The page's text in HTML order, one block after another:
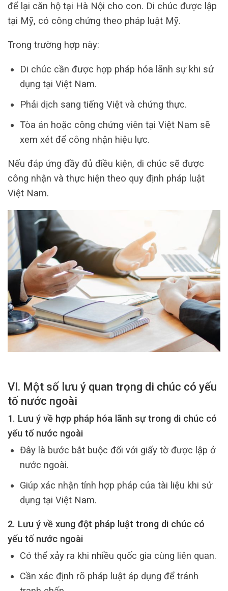
để lại căn hộ tại Hà Nội cho con. Di chúc được lập
tại Mỹ, có công chứng theo pháp luật Mỹ.
Trong trường hợp này:
Di chúc cần được hợp pháp hóa lãnh sự khi sử
dụng tại Việt Nam.
Phải dịch sang tiếng Việt và chứng thực.
Tòa án hoặc công chứng viên tại Việt Nam sẽ
xem xét để công nhận hiệu lực.
Nếu đáp ứng đầy đủ điều kiện, di chúc sẽ được
công nhận và thực hiện theo quy định pháp luật
Việt Nam.
VI. Một số lưu ý quan trọng di chúc có yếu
tố nước ngoài
1. Lưu ý về hợp pháp hóa lãnh sự trong di chúc có
yếu tố nước ngoài
Đây là bước bắt buộc đối với giấy tờ được lập ở
nước ngoài.
Giúp xác nhận tính hợp pháp của tài liệu khi sử
dụng tại Việt Nam.
2. Lưu ý về xung đột pháp luật trong di chúc có
yếu tố nước ngoài
Có thể xảy ra khi nhiều quốc gia cùng liên quan.
Cần xác định rõ pháp luật áp dụng để tránh